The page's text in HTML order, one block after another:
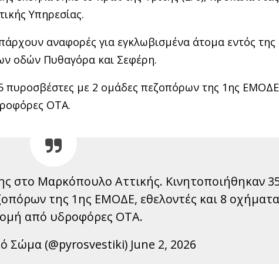
Υπηρεσίας.
αναφορές για εγκλωβισμένα άτομα εντός της
οδών Πυθαγόρα και Σεφέρη.
πυροσβέστες με 2 ομάδες πεζοπόρων της 1ης
ΟΤΑ.
στο Μαρκόπουλο Αττικής. Κινητοποιήθηκαν
της 1ης ΕΜΟΔΕ, εθελοντές και 8
από υδροφόρες ΟΤΑ.
Σώμα (@pyrosvestiki) June 2, 2026